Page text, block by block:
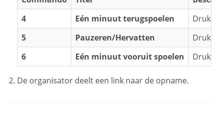
4
Eén minuut terugspoelen
Druk
5
Pauzeren/Hervatten
Druk
6
Eén minuut vooruit spoelen Druk
De organisator deelt een link naar de opname.